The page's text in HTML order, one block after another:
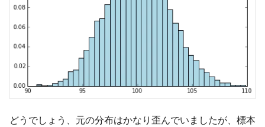
どうでしょう、元の分布はかなり歪んでいましたが、標本